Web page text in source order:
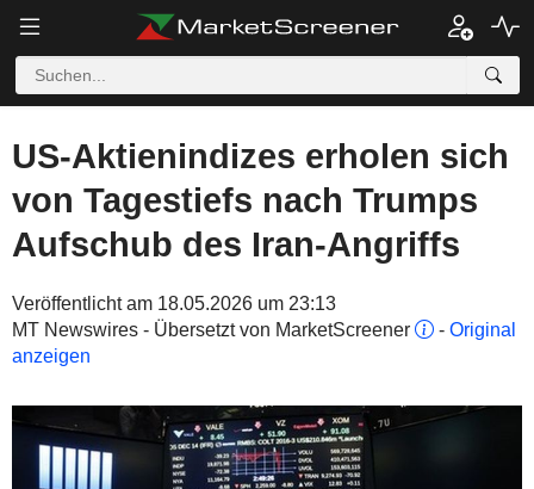
US-Aktienindizes erholen sich
von Tagestiefs nach Trumps
Aufschub des Iran-Angriffs
Veröffentlicht am 18.05.2026 um 23:13
MT Newswires - Übersetzt von MarketScreener
- Original
anzeigen